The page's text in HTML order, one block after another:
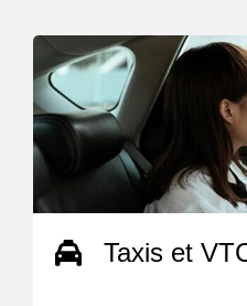
Taxis et